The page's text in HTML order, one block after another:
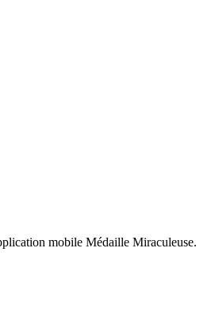
mobile Médaille Miraculeuse.